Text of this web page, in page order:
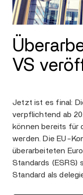
VS
Jetzt ist es final:
verpflichtend ab
können bereits für
werden. Die EU-
überarbeiteten
Standards (ESRS)
Standard als